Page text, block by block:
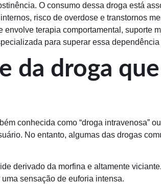
O consumo dessa droga está
risco de overdose e transtornos
terapia comportamental, suporte
para superar essa
da droga
conhecida como “droga intravenosa”
No entanto, algumas das drogas
derivado da morfina e altamente
sensação de euforia intensa.